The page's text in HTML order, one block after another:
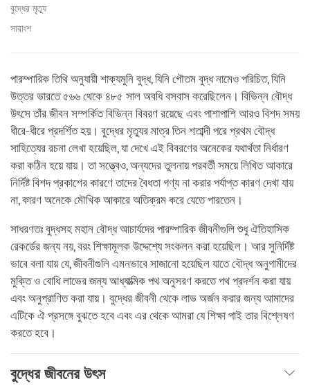
বুদ্ধের মৃত্যু
সারাংশ
পারম্পারিক তিথি অনুযায়ী শাক্যমুনি বুদ্ধ, যিনি গৌতম বুদ্ধ নামেও পরিচিত, যিনি
উত্তর ভারতে ৫৬৬ থেকে ৪৮৫ সাল অবধি বসবাস করেছিলেন। বিভিন্ন বৌদ্ধ
উৎসে তাঁর জীবন সম্পর্কিত বিভিন্ন বিবরণ রয়েছে এবং পাশাপাশি আরও বিশদ সময়
ধীরে-ধীরে প্রদর্শিত হয়। বুদ্ধের মৃত্যুর মাত্র তিন শতাব্দী পরে প্রথম বৌদ্ধ
সাহিত্যের রচনা লেখা হয়েছিল, যা দেখে এই বিবরণের অনেকের যথার্থতা নির্ধারণ
করা কঠিন হয়ে যায়। তা সত্ত্বেও, অন্যদের তুলনায় পরবর্তী সময়ে লিখিত আকারে
নির্দিষ্ট বিশদ প্রকাশের কারণে তাদের বৈধতা গণ্য না করার পর্যাপ্ত কারণ দেখা যায়
না, কারণ অনেকে মৌখিক আকারে অতিক্রম করে যেতে পারতেন।
সাধরণতঃ বুদ্ধসহ মহান বৌদ্ধ আচার্যদের পারম্পারিক জীবনীগুলি শুধু ঐতিহাসিক
রেকর্ডের জন্য নয়, বরং শিক্ষামূলক উদ্দেশ্যে সংকলন করা হয়েছিল। আর সুনির্দিষ্ট
ভাবে বলা যায় যে, জীবনীগুলি এমনভাবে সাজানো হয়েছিল যাতে বৌদ্ধ অনুগামীদের
মুক্তি ও বোধি লাভের জন্য আধ্যাত্মিক পথ অনুসরণ করতে পথ প্রদর্শন করা যায়
এবং অনুপ্রাণিত করা যায়। বুদ্ধের জীবনী থেকে লাভ অর্জন করার জন্য আমাদের
এটিকে ঐ প্রসঙ্গে বুঝতে হবে এবং এর থেকে আমরা যে শিক্ষা পাই তার বিশ্লেষণ
করতে হবে।
বুদ্ধের জীবনের উৎস